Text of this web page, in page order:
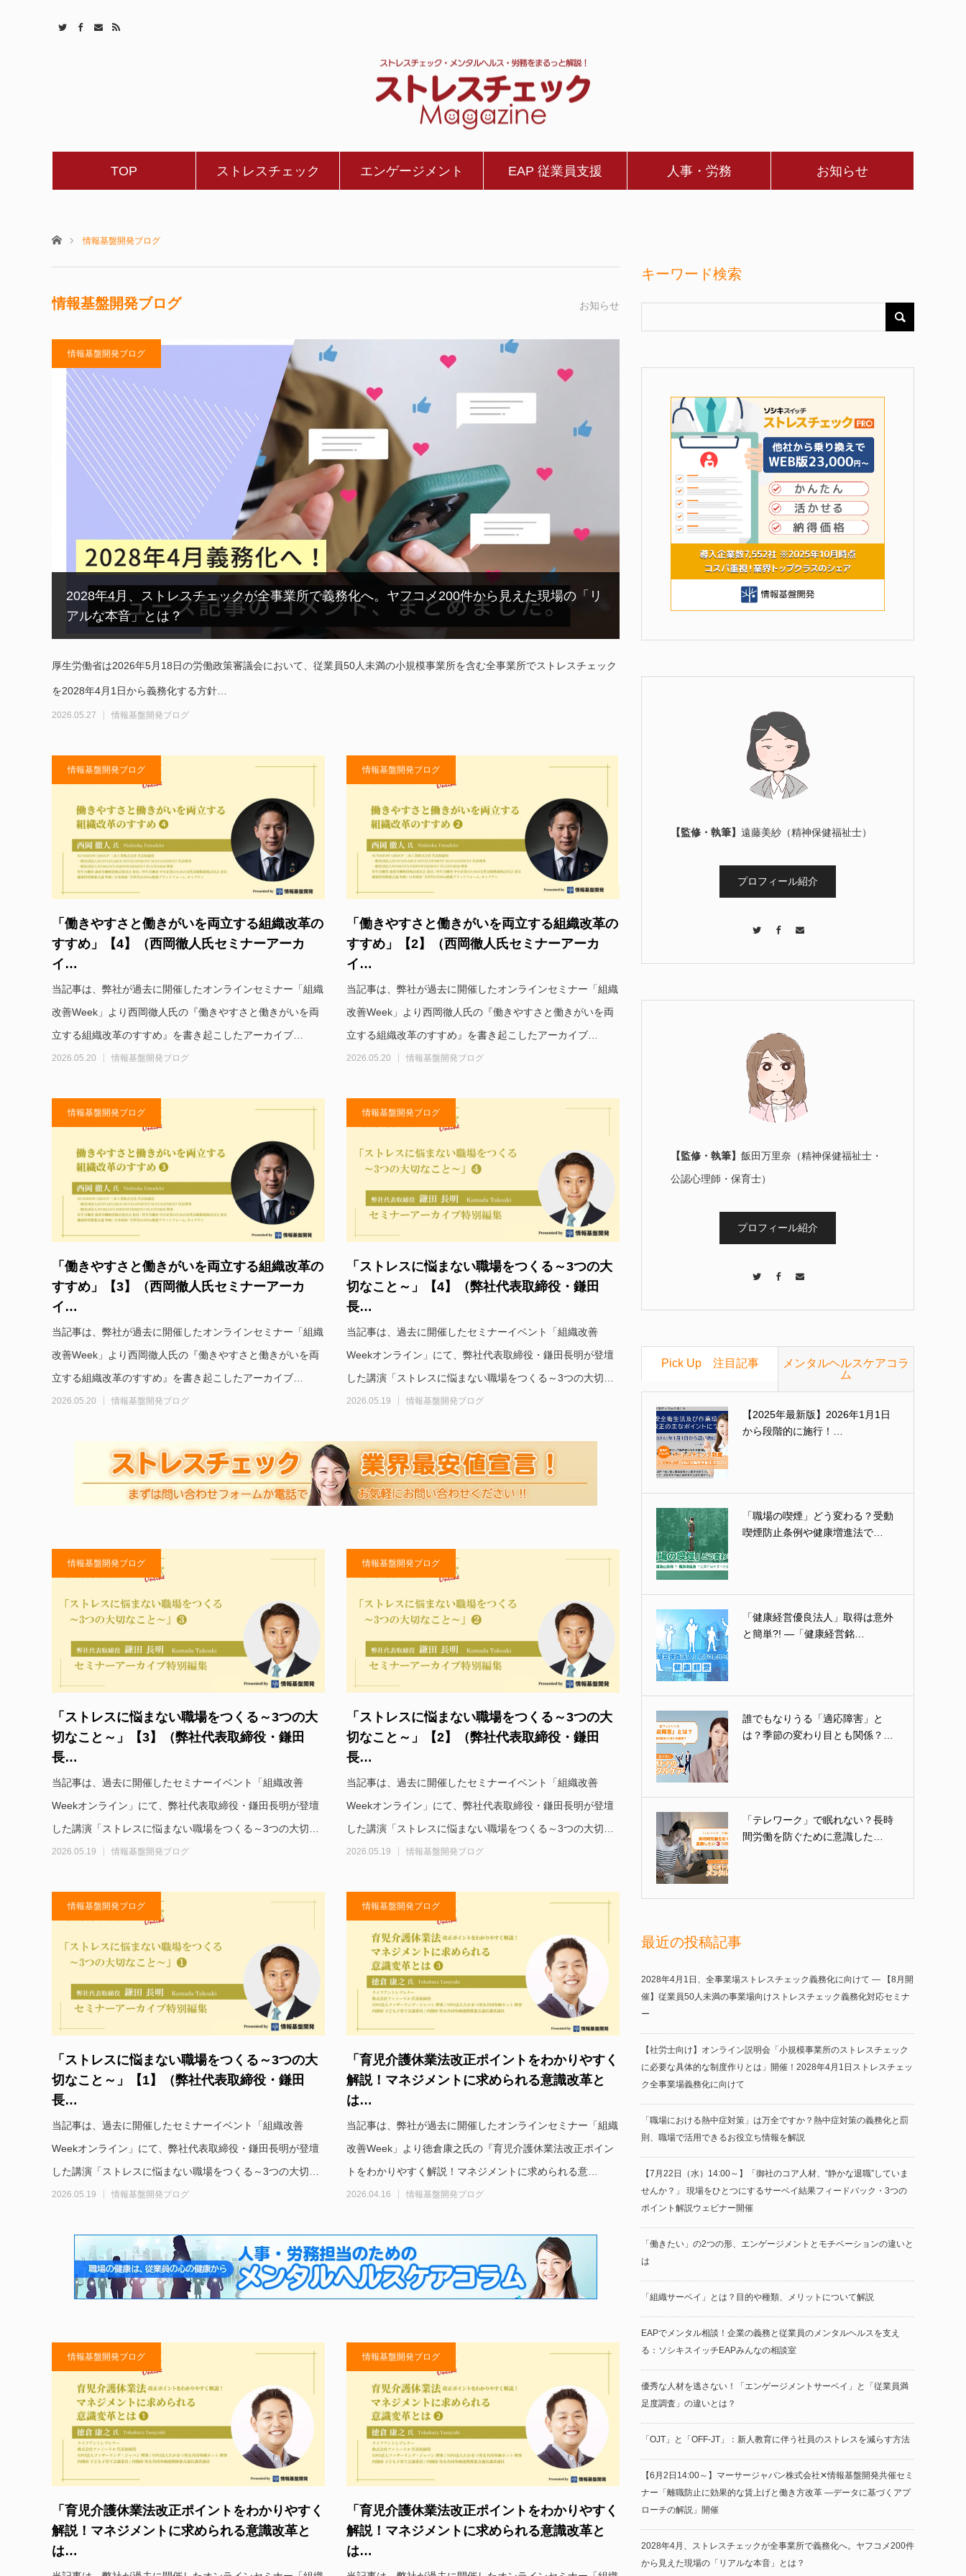
TOP ストレスチェック エンゲージメント EAP 従業員支援 人事・労務 お知らせ
ホーム情報基盤開発ブログ
情報基盤開発ブログ お知らせ
情報基盤開発ブログ
2028年4月、ストレスチェックが全事業所で義務化へ。ヤフコメ200件から見えた現場の「リ
アルな本音」とは？
厚生労働省は2026年5月18日の労働政策審議会において、従業員50人未満の小規模事業所を含む全事業所でストレスチェック
を2028年4月1日から義務化する方針…
2026.05.27 情報基盤開発ブログ
情報基盤開発ブログ
「働きやすさと働きがいを両立する組織改革の
すすめ」【4】（西岡徹人氏セミナーアーカ
イ…
当記事は、弊社が過去に開催したオンラインセミナー「組織
改善Week」より西岡徹人氏の『働きやすさと働きがいを両
立する組織改革のすすめ』を書き起こしたアーカイブ…
2026.05.20 情報基盤開発ブログ
情報基盤開発ブログ
「働きやすさと働きがいを両立する組織改革の
すすめ」【2】（西岡徹人氏セミナーアーカ
イ…
当記事は、弊社が過去に開催したオンラインセミナー「組織
改善Week」より西岡徹人氏の『働きやすさと働きがいを両
立する組織改革のすすめ』を書き起こしたアーカイブ…
2026.05.20 情報基盤開発ブログ
情報基盤開発ブログ
「働きやすさと働きがいを両立する組織改革の
すすめ」【3】（西岡徹人氏セミナーアーカ
イ…
当記事は、弊社が過去に開催したオンラインセミナー「組織
改善Week」より西岡徹人氏の『働きやすさと働きがいを両
立する組織改革のすすめ』を書き起こしたアーカイブ…
2026.05.20 情報基盤開発ブログ
情報基盤開発ブログ
「ストレスに悩まない職場をつくる～3つの大
切なこと～」【4】（弊社代表取締役・鎌田
長…
当記事は、過去に開催したセミナーイベント「組織改善
Weekオンライン」にて、弊社代表取締役・鎌田長明が登壇
した講演「ストレスに悩まない職場をつくる～3つの大切…
2026.05.19 情報基盤開発ブログ
情報基盤開発ブログ
「ストレスに悩まない職場をつくる～3つの大
切なこと～」【3】（弊社代表取締役・鎌田
長…
当記事は、過去に開催したセミナーイベント「組織改善
Weekオンライン」にて、弊社代表取締役・鎌田長明が登壇
した講演「ストレスに悩まない職場をつくる～3つの大切…
2026.05.19 情報基盤開発ブログ
情報基盤開発ブログ
「ストレスに悩まない職場をつくる～3つの大
切なこと～」【2】（弊社代表取締役・鎌田
長…
当記事は、過去に開催したセミナーイベント「組織改善
Weekオンライン」にて、弊社代表取締役・鎌田長明が登壇
した講演「ストレスに悩まない職場をつくる～3つの大切…
2026.05.19 情報基盤開発ブログ
情報基盤開発ブログ
「ストレスに悩まない職場をつくる～3つの大
切なこと～」【1】（弊社代表取締役・鎌田
長…
当記事は、過去に開催したセミナーイベント「組織改善
Weekオンライン」にて、弊社代表取締役・鎌田長明が登壇
した講演「ストレスに悩まない職場をつくる～3つの大切…
2026.05.19 情報基盤開発ブログ
情報基盤開発ブログ
「育児介護休業法改正ポイントをわかりやすく
解説！マネジメントに求められる意識改革と
は…
当記事は、弊社が過去に開催したオンラインセミナー「組織
改善Week」より徳倉康之氏の『育児介護休業法改正ポイン
トをわかりやすく解説！マネジメントに求められる意…
2026.04.16 情報基盤開発ブログ
情報基盤開発ブログ
「育児介護休業法改正ポイントをわかりやすく
解説！マネジメントに求められる意識改革と
は…
情報基盤開発ブログ
「育児介護休業法改正ポイントをわかりやすく
解説！マネジメントに求められる意識改革と
は…
キーワード検索
【監修・執筆】 遠藤美紗（精神保健福祉士）
プロフィール紹介
【監修・執筆】 飯田万里奈（精神保健福祉士・
公認心理師・保育士）
プロフィール紹介
Pick Up 注目記事
メンタルヘルスケアコラ
ム
【2025年最新版】2026年1月1日
から段階的に施行！…
「職場の喫煙」どう変わる？受動
喫煙防止条例や健康増進法で…
「健康経営優良法人」取得は意外
と簡単?! ―「健康経営銘…
誰でもなりうる「適応障害」と
は？季節の変わり目とも関係？…
「テレワーク」で眠れない？長時
間労働を防ぐために意識した…
最近の投稿記事
2028年4月1日、全事業場ストレスチェック義務化に向けて ― 【8月開
催】従業員50人未満の事業場向けストレスチェック義務化対応セミナ
ー
【社労士向け】オンライン説明会「小規模事業所のストレスチェック
に必要な具体的な制度作りとは」開催！2028年4月1日ストレスチェッ
ク全事業場義務化に向けて
「職場における熱中症対策」は万全ですか？熱中症対策の義務化と罰
則、職場で活用できるお役立ち情報を解説
【7月22日（水）14:00～】「御社のコア人材、“静かな退職”していま
せんか？」 現場をひとつにするサーベイ結果フィードバック・3つの
ポイント解説ウェビナー開催
「働きたい」の2つの形、エンゲージメントとモチベーションの違いと
は
「組織サーベイ」とは？目的や種類、メリットについて解説
EAPでメンタル相談！企業の義務と従業員のメンタルヘルスを支え
る：ソシキスイッチEAPみんなの相談室
優秀な人材を逃さない！「エンゲージメントサーベイ」と「従業員満
足度調査」の違いとは？
「OJT」と「OFF-JT」：新人教育に伴う社員のストレスを減らす方法
【6月2日14:00～】マーサージャパン株式会社✕情報基盤開発共催セミ
ナー「離職防止に効果的な賃上げと働き方改革 —データに基づくアプ
ローチの解説」開催
2028年4月、ストレスチェックが全事業所で義務化へ。ヤフコメ200件
から見えた現場の「リアルな本音」とは？